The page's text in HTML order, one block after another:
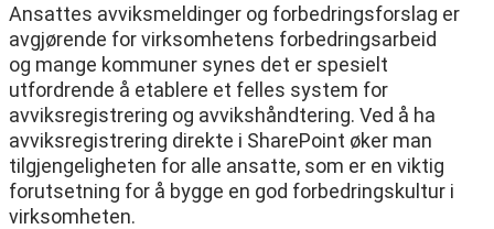
Ansattes avviksmeldinger og forbedringsforslag er
avgjørende for virksomhetens forbedringsarbeid
og mange kommuner synes det er spesielt
utfordrende å etablere et felles system for
avviksregistrering og avvikshåndtering. Ved å ha
avviksregistrering direkte i SharePoint øker man
tilgjengeligheten for alle ansatte, som er en viktig
forutsetning for å bygge en god forbedringskultur i
virksomheten.